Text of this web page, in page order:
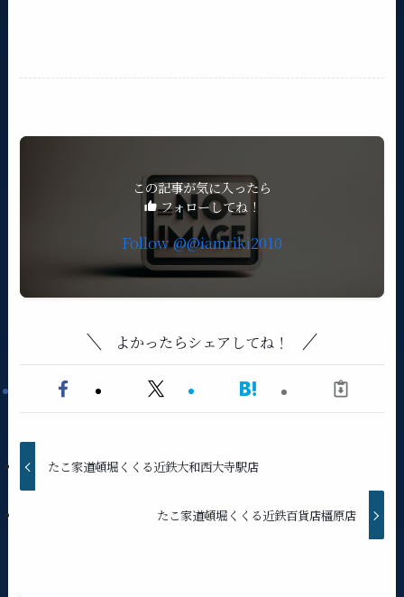
この記事が気に入ったら
フォローしてね！
よかったらシェアしてね！
たこ家道頓堀くくる近鉄大和西大寺駅店
たこ家道頓堀くくる近鉄百貨店橿原店